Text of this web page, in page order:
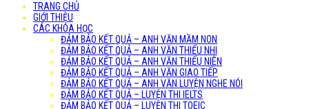
TRANG CHỦ
GIỚI THIỆU
CÁC KHÓA HỌC
ĐẢM BẢO KẾT QUẢ – ANH VĂN MẦM NON
ĐẢM BẢO KẾT QUẢ – ANH VĂN THIẾU NHI
ĐẢM BẢO KẾT QUẢ – ANH VĂN THIẾU NIÊN
ĐẢM BẢO KẾT QUẢ – ANH VĂN GIAO TIẾP
ĐẢM BẢO KẾT QUẢ – ANH VĂN LUYỆN NGHE NÓI
ĐẢM BẢO KẾT QUẢ – LUYỆN THI IELTS
ĐẢM BẢO KẾT QUẢ – LUYỆN THI TOEIC